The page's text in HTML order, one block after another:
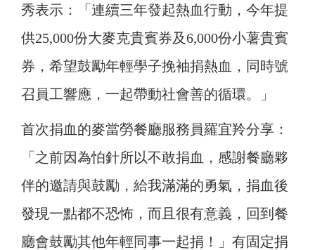
秀表示：「連續三年發起熱血行動，今年提
供25,000份大麥克貴賓券及6,000份小薯貴賓
券，希望鼓勵年輕學子挽袖捐熱血，同時號
召員工響應，一起帶動社會善的循環。」
首次捐血的麥當勞餐廳服務員羅宜羚分享：
「之前因為怕針所以不敢捐血，感謝餐廳夥
伴的邀請與鼓勵，給我滿滿的勇氣，捐血後
發現一點都不恐怖，而且很有意義，回到餐
廳會鼓勵其他年輕同事一起捐！」有固定捐